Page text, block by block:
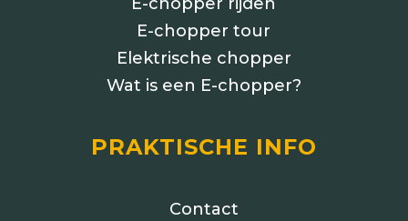
E-chopper tour
Elektrische chopper
Wat is een E-chopper?
PRAKTISCHE INFO
Contact